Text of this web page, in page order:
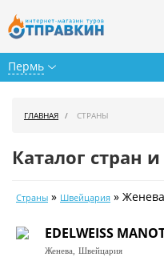
Пермь
Календарь туров
Цены дня
ГЛАВНАЯ СТРАНЫ
Каталог стран
Страны » Швейцария »
EDELWEISS
Женева, Швейцария